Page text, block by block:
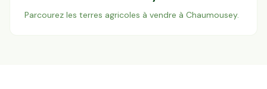
Parcourez les terres agricoles à vendre à Chaumousey.